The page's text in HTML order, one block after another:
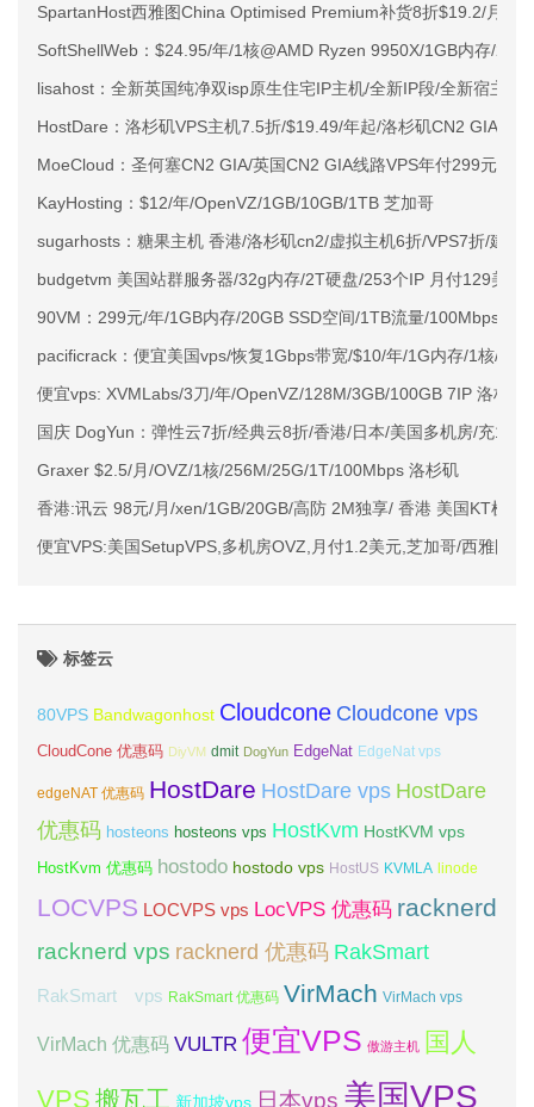
SpartanHost西雅图China Optimised Premium补货8折$19.2/月起
SoftShellWeb：$24.95/年/1核@AMD Ryzen 9950X/1GB内存/
lisahost：全新英国纯净双isp原生住宅IP主机/全新IP段/全新宿主机
HostDare：洛杉矶VPS主机7.5折/$19.49/年起/洛杉矶CN2 GIA/日
MoeCloud：圣何塞CN2 GIA/英国CN2 GIA线路VPS年付299元起
KayHosting：$12/年/OpenVZ/1GB/10GB/1TB 芝加哥
sugarhosts：糖果主机 香港/洛杉矶cn2/虚拟主机6折/VPS7折/建站
budgetvm 美国站群服务器/32g内存/2T硬盘/253个IP 月付129美元
90VM：299元/年/1GB内存/20GB SSD空间/1TB流量/100Mbps端
pacificrack：便宜美国vps/恢复1Gbps带宽/$10/年/1G内存/1核/
便宜vps: XVMLabs/3刀/年/OpenVZ/128M/3GB/100GB 7IP 洛杉矶
国庆 DogYun：弹性云7折/经典云8折/香港/日本/美国多机房/充100
Graxer $2.5/月/OVZ/1核/256M/25G/1T/100Mbps 洛杉矶
香港:讯云 98元/月/xen/1GB/20GB/高防 2M独享/ 香港 美国KT机房
便宜VPS:美国SetupVPS,多机房OVZ,月付1.2美元,芝加哥/西雅图
标签云
80VPS Bandwagonhost Cloudcone Cloudcone vps
CloudCone 优惠码 DiyVM dmit DogYun EdgeNat EdgeNat vps
edgeNAT 优惠码 HostDare HostDare vps HostDare
优惠码 hosteons hosteons vps HostKvm HostKVM vps
HostKvm 优惠码 hostodo hostodo vps HostUS KVMLA linode
LOCVPS LOCVPS vps LocVPS 优惠码 racknerd
racknerd vps racknerd 优惠码 RakSmart
RakSmart vps RakSmart 优惠码 VirMach VirMach vps
VirMach 优惠码 VULTR 便宜VPS 傲游主机 国人
VPS 搬瓦工 新加坡vps 日本vps 美国VPS